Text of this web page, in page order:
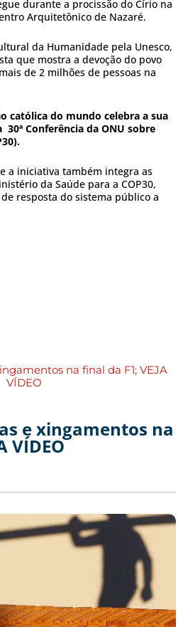
durante a procissão do Círio na
Arquitetônico de Nazaré.
da Humanidade pela Unesco,
que mostra a devoção do povo
de 2 milhões de pessoas na
católica do mundo celebra a sua
30ª Conferência da ONU sobre
a iniciativa também integra as
da Saúde para a COP30,
resposta do sistema público a
e xingamentos na
VÍDEO